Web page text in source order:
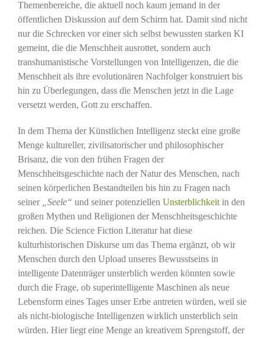
Themenbereiche, die aktuell noch kaum jemand in der
öffentlichen Diskussion auf dem Schirm hat. Damit sind nicht
nur die Schrecken vor einer sich selbst bewussten starken KI
gemeint, die die Menschheit ausrottet, sondern auch
transhumanistische Vorstellungen von Intelligenzen, die die
Menschheit als ihre evolutionären Nachfolger konstruiert bis
hin zu Überlegungen, dass die Menschen jetzt in die Lage
versetzt werden, Gott zu erschaffen.
In dem Thema der Künstlichen Intelligenz steckt eine große
Menge kultureller, zivilisatorischer und philosophischer
Brisanz, die von den frühen Fragen der
Menschheitsgeschichte nach der Natur des Menschen, nach
seinen körperlichen Bestandteilen bis hin zu Fragen nach
seiner
„Seele“ und seiner potenziellen Unsterblichkeitin den
großen Mythen und Religionen der Menschheitsgeschichte
reichen. Die Science Fiction Literatur hat diese
kulturhistorischen Diskurse um das Thema ergänzt, ob wir
Menschen durch den Upload unseres Bewusstseins in
intelligente Datenträger unsterblich werden könnten sowie
durch die Frage, ob superintelligente Maschinen als neue
Lebensform eines Tages unser Erbe antreten würden, weil sie
als nicht-biologische Intelligenzen wirklich unsterblich sein
würden. Hier liegt eine Menge an kreativem Sprengstoff, der